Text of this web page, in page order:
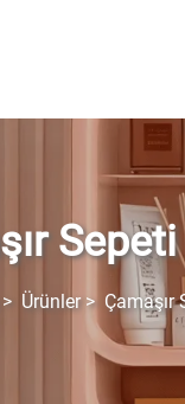
Sepeti
> Ürünler> Çamaşır